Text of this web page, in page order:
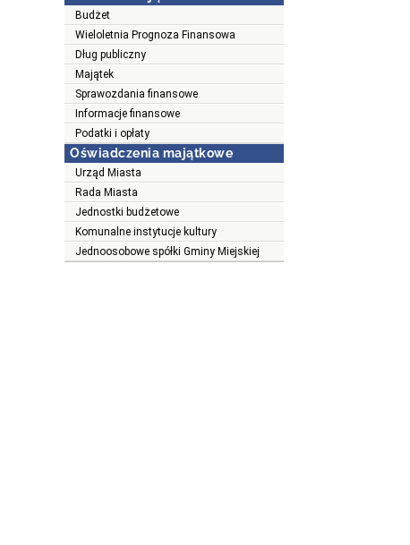
Budżet
Wieloletnia Prognoza Finansowa
Dług publiczny
Majątek
Sprawozdania finansowe
Informacje finansowe
Podatki i opłaty
Oświadczenia majątkowe
Urząd Miasta
Rada Miasta
Jednostki budżetowe
Komunalne instytucje kultury
Jednoosobowe spółki Gminy Miejskiej